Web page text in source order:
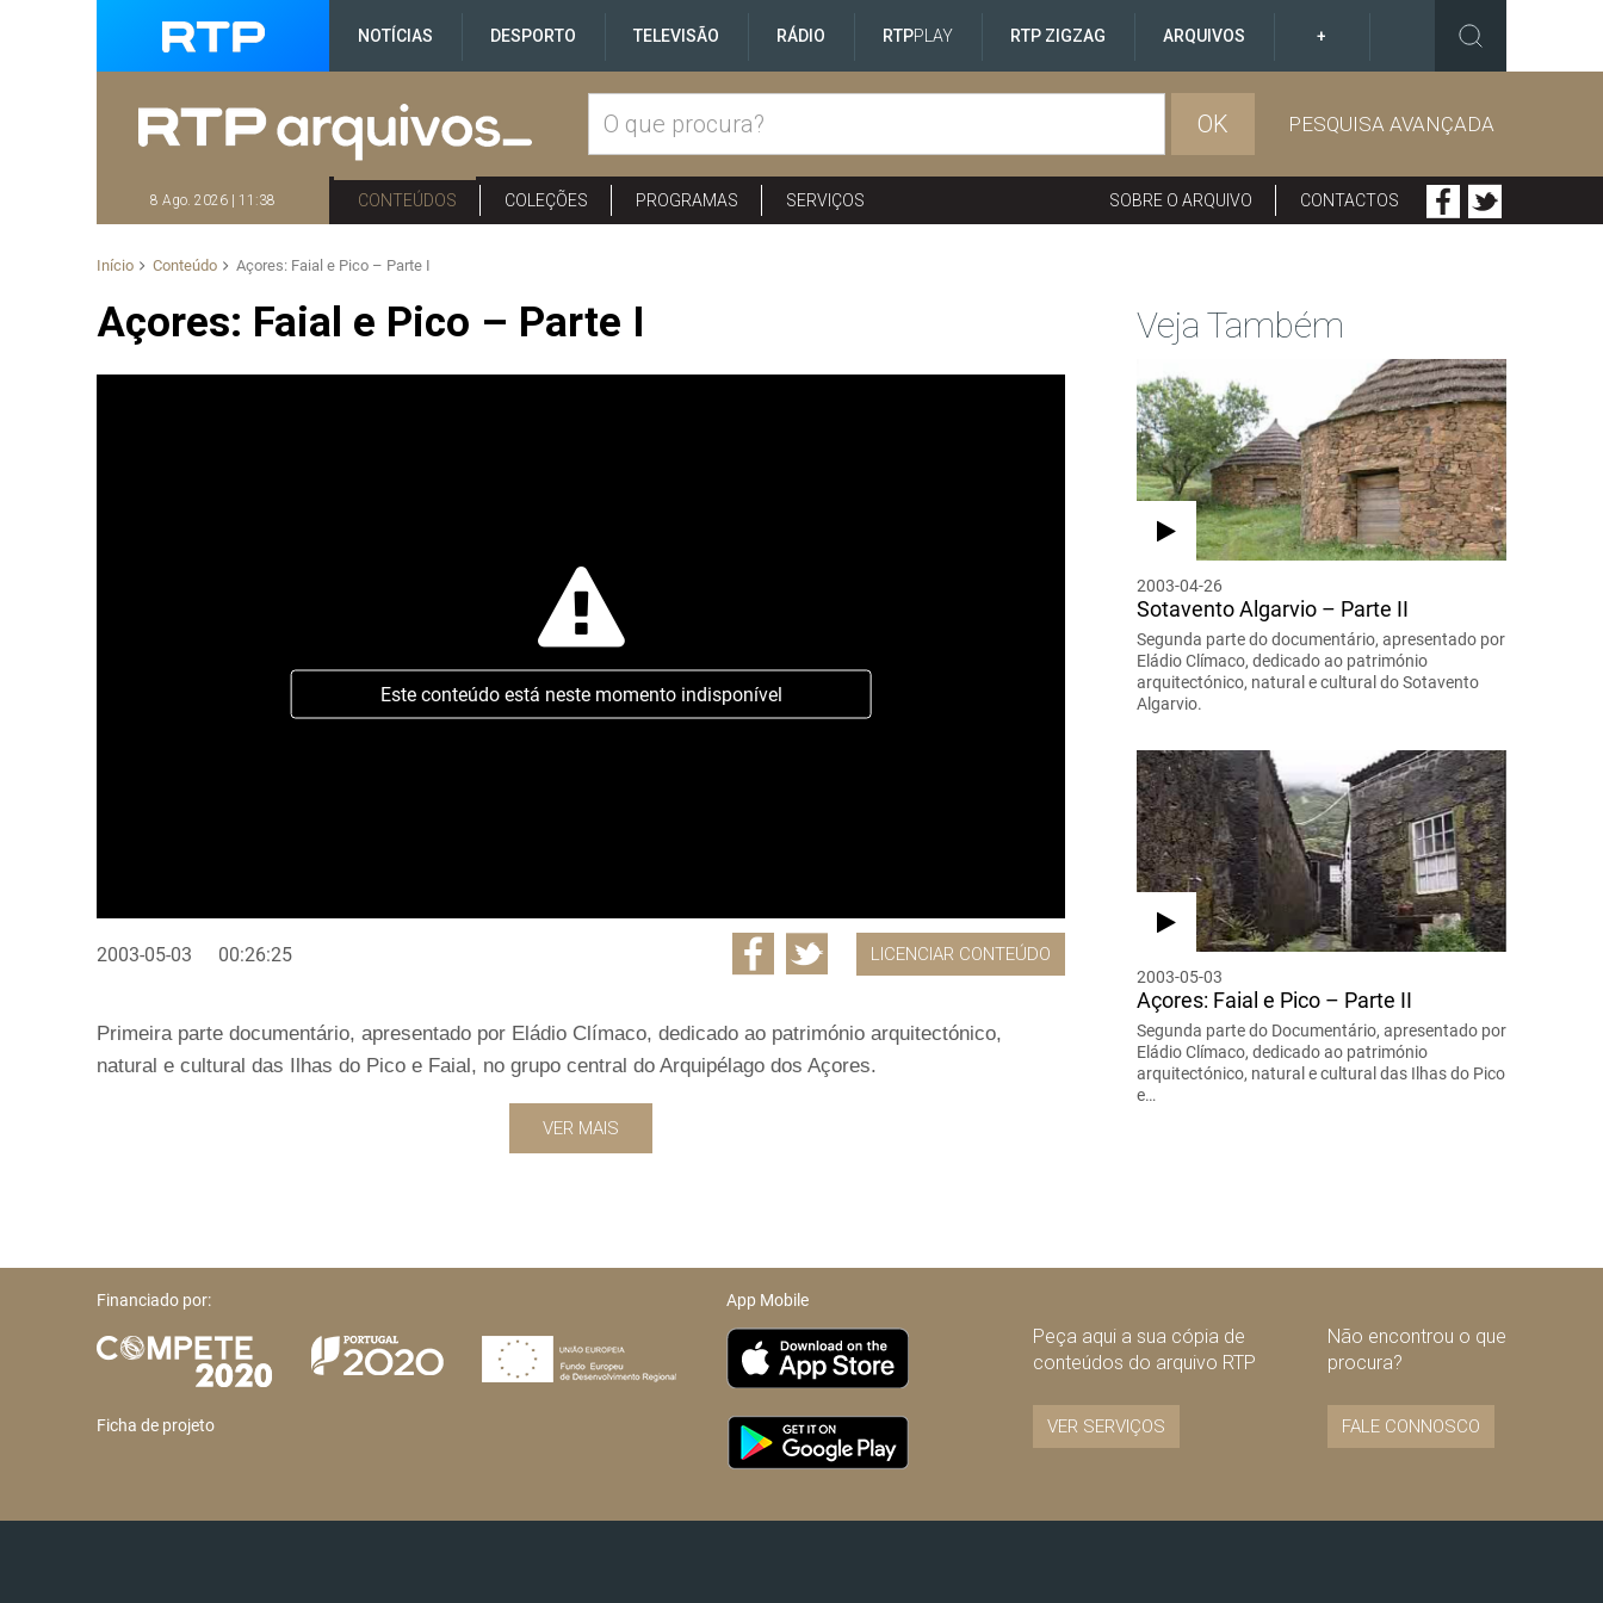
NOTÍCIAS DESPORTO TELEVISÃO RÁDIO RTPPLAY RTP ZIGZAG ARQUIVOS +
OK PESQUISA AVANÇADA
8 Ago. 2026 | 11:38 CONTEÚDOS COLEÇÕES PROGRAMAS SERVIÇOS SOBRE O ARQUIVO CONTACTOS
Início Conteúdo Açores: Faial e Pico – Parte I
Açores: Faial e Pico – Parte I
Este conteúdo está neste momento indisponível
2003-05-03 00:26:25 LICENCIAR CONTEÚDO
Primeira parte documentário, apresentado por Eládio Clímaco, dedicado ao património arquitectónico,
natural e cultural das Ilhas do Pico e Faial, no grupo central do Arquipélago dos Açores.
VER MAIS
Veja Também
2003-04-26
Sotavento Algarvio – Parte II
Segunda parte do documentário, apresentado por
Eládio Clímaco, dedicado ao património
arquitectónico, natural e cultural do Sotavento
Algarvio.
2003-05-03
Açores: Faial e Pico – Parte II
Segunda parte do Documentário, apresentado por
Eládio Clímaco, dedicado ao património
arquitectónico, natural e cultural das Ilhas do Pico
e…
Financiado por:
Ficha de projeto
App Mobile
Peça aqui a sua cópia de
conteúdos do arquivo RTP
VER SERVIÇOS
Não encontrou o que
procura?
FALE CONNOSCO